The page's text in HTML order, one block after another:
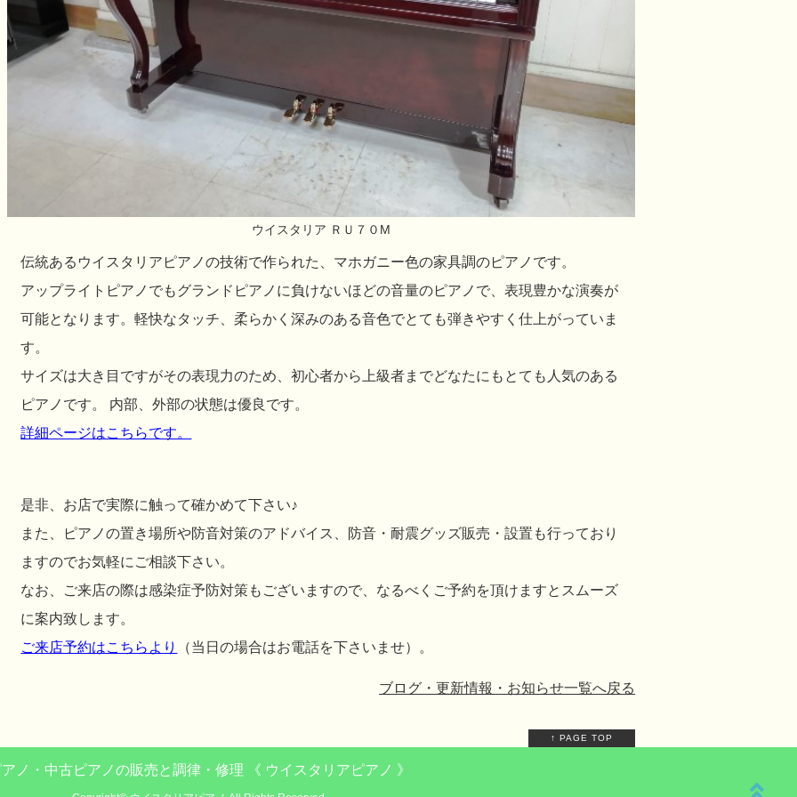
ウイスタリア ＲＵ７０М
伝統あるウイスタリアピアノの技術で作られた、マホガニー色の家具調のピアノです。
アップライトピアノでもグランドピアノに負けないほどの音量のピアノで、表現豊かな演奏が
可能となります。軽快なタッチ、柔らかく深みのある音色でとても弾きやすく仕上がっていま
す。
サイズは大き目ですがその表現力のため、初心者から上級者までどなたにもとても人気のある
ピアノです。 内部、外部の状態は優良です。
詳細ページはこちらです。
是非、お店で実際に触って確かめて下さい♪
また、ピアノの置き場所や防音対策のアドバイス、防音・耐震グッズ販売・設置も行っており
ますのでお気軽にご相談下さい。
なお、ご来店の際は感染症予防対策もございますので、なるべくご予約を頂けますとスムーズ
に案内致します。
ご来店予約はこちらより
（当日の場合はお電話を下さいませ）。
ブログ・更新情報・お知らせ一覧へ戻る
↑ PAGE TOP
アノ・中古ピアノの販売と調律・修理 《 ウイスタリアピアノ 》